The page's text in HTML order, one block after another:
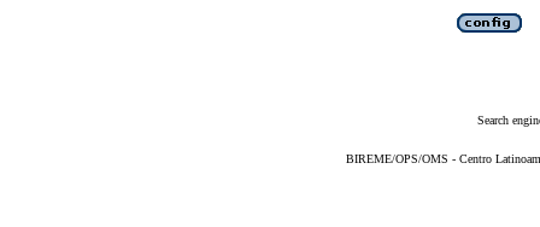
Search
BIREME/OPS/OMS - Centro